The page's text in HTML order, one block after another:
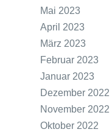
Mai 2023
April 2023
März 2023
Februar 2023
Januar 2023
Dezember 2022
November 2022
Oktober 2022